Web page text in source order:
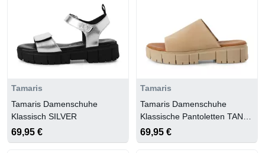
Tamaris
Tamaris Damenschuhe
Klassisch SILVER
69,95 €
Tamaris
Tamaris Damenschuhe
Klassische Pantoletten TAN
SUEDE
69,95 €